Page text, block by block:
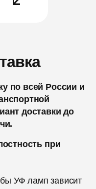
по всей России и
доставки до
при
УФ ламп зависит